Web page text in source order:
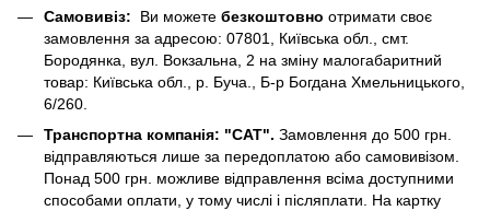
Самовивіз: Ви можете безкоштовно отримати своє
замовлення за адресою: 07801, Київська обл., смт.
Бородянка, вул. Вокзальна, 2 на зміну малогабаритний
товар: Київська обл., р. Буча., Б-р Богдана Хмельницького,
6/260.
Транспортна компанія: "САТ". Замовлення до 500 грн.
відправляються лише за передоплатою або самовивізом.
Понад 500 грн. можливе відправлення всіма доступними
способами оплати, у тому числі і післяплати. На картку